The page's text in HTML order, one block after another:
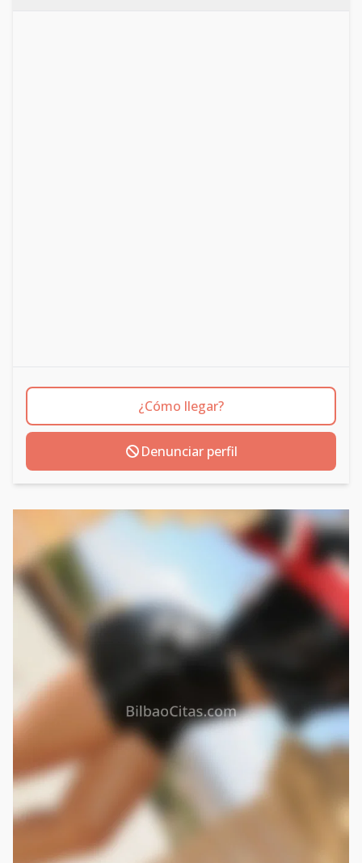
¿Cómo llegar?
Denunciar perfil